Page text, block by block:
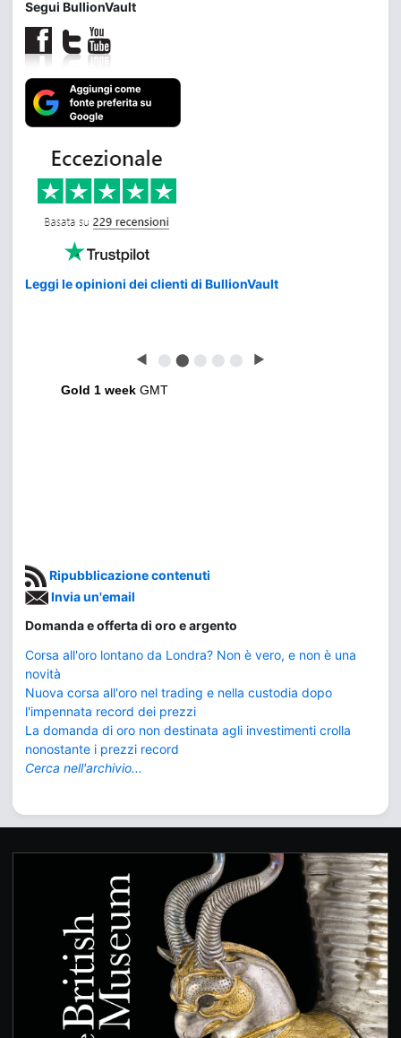
Segui BullionVault
Leggi le opinioni dei clienti di BullionVault
◀ ⬤ ⬤ ⬤ ⬤ ⬤ ▶
Gold 1 week GMT
Ripubblicazione contenuti
Invia un'email
Domanda e offerta di oro e argento
Corsa all'oro lontano da Londra? Non è vero, e non è una
novità
Nuova corsa all'oro nel trading e nella custodia dopo
l'impennata record dei prezzi
La domanda di oro non destinata agli investimenti crolla
nonostante i prezzi record
Cerca nell'archivio...